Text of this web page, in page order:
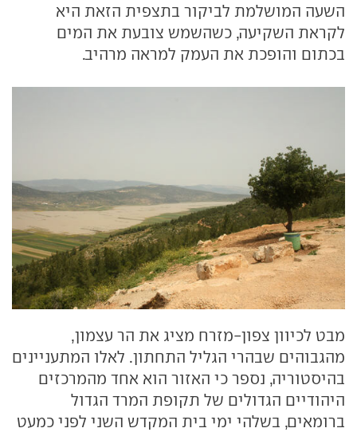
השעה המושלמת לביקור בתצפית הזאת היא
לקראת השקיעה, כשהשמש צובעת את המים
בכתום והופכת את העמק למראה מרהיב.
מבט לכיוון צפון-מזרח מציג את הר עצמון,
מהגבוהים שבהרי הגליל התחתון. לאלו המתעניינים
בהיסטוריה, נספר כי האזור הוא אחד מהמרכזים
היהודיים הגדולים של תקופת המרד הגדול
ברומאים, בשלהי ימי בית המקדש השני לפני כמעט